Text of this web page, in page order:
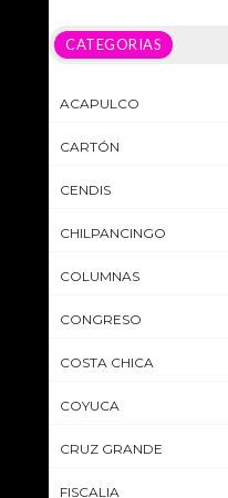
CATEGORIAS
ACAPULCO
CARTÓN
CENDIS
CHILPANCINGO
COLUMNAS
CONGRESO
COSTA CHICA
COYUCA
CRUZ GRANDE
FISCALIA